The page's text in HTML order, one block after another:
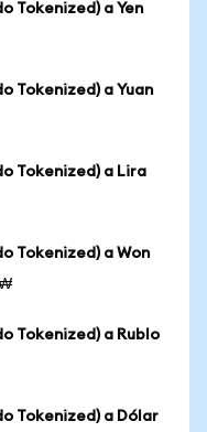
Tokenized) a Yen
Tokenized) a Yuan
Tokenized) a Lira
Tokenized) a Won
₩
Tokenized) a Rublo
Tokenized) a Dólar